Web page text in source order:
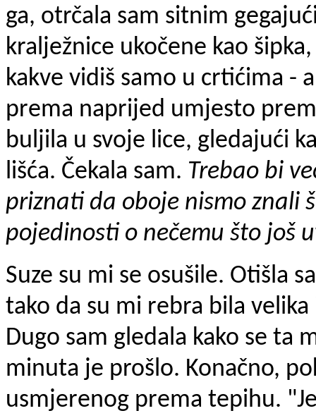
ga, otrčala sam sitnim
kralježnice ukočene kao
kakve vidiš samo u crtićima -
prema naprijed umjesto
buljila u svoje lice, gledajući
lišća. Čekala sam. Trebao bi
priznati da oboje nismo znali
pojedinosti o nečemu što još
Suze su mi se osušile. Otišla
tako da su mi rebra bila
Dugo sam gledala kako se ta
minuta je prošlo. Konačno,
usmjerenog prema tepihu.